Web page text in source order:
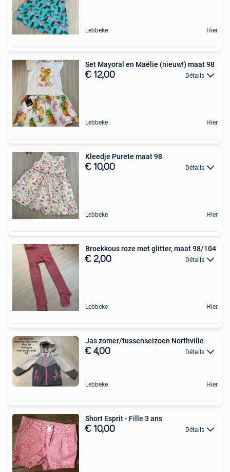
Lebbeke Hier
Set Mayoral en Maëlie (nieuw!) maat 98
€ 12,00 Détails
Lebbeke Hier
Kleedje Purete maat 98
€ 10,00 Détails
Lebbeke Hier
Broekkous roze met glitter, maat 98/104
€ 2,00 Détails
Lebbeke Hier
Jas zomer/tussenseizoen Northville
€ 4,00 Détails
Lebbeke Hier
Short Esprit - Fille 3 ans
€ 10,00 Détails